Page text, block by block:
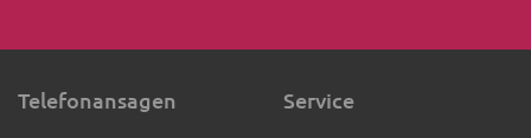
Telefonansagen Service